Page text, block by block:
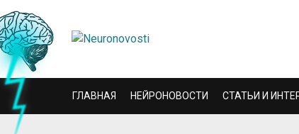
ГЛАВНАЯ НЕЙРОНОВОСТИ СТАТЬИ И